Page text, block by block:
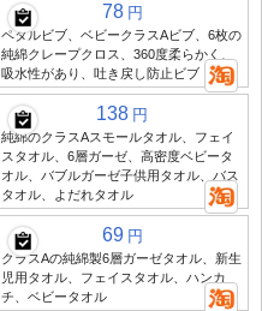
78 円
ペタルビブ、ベビークラスAビブ、6枚の
純綿クレープクロス、360度柔らかく、
吸水性があり、吐き戻し防止ビブ
138 円
純綿のクラスAスモールタオル、フェイ
スタオル、6層ガーゼ、高密度ベビータ
オル、バブルガーゼ子供用タオル、バス
タオル、よだれタオル
69 円
クラスAの純綿製6層ガーゼタオル、新生
児用タオル、フェイスタオル、ハンカ
チ、ベビータオル